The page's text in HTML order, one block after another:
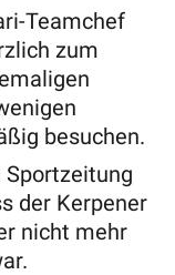
Teamchef
zum
besuchen.
Sportzeitung
der Kerpener
nicht mehr